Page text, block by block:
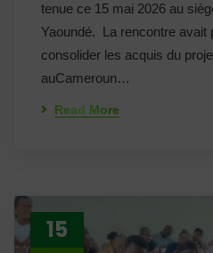
tenue ce 15 mai 2026 au
Yaoundé. La rencontre avait
consolider les acquis du
auCameroun…
Read More
15